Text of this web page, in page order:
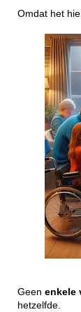
Omdat het
Geen enkele
hetzelfde.